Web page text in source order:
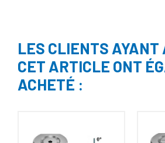
LES CLIENTS AYANT
CET ARTICLE ONT
ACHETÉ :